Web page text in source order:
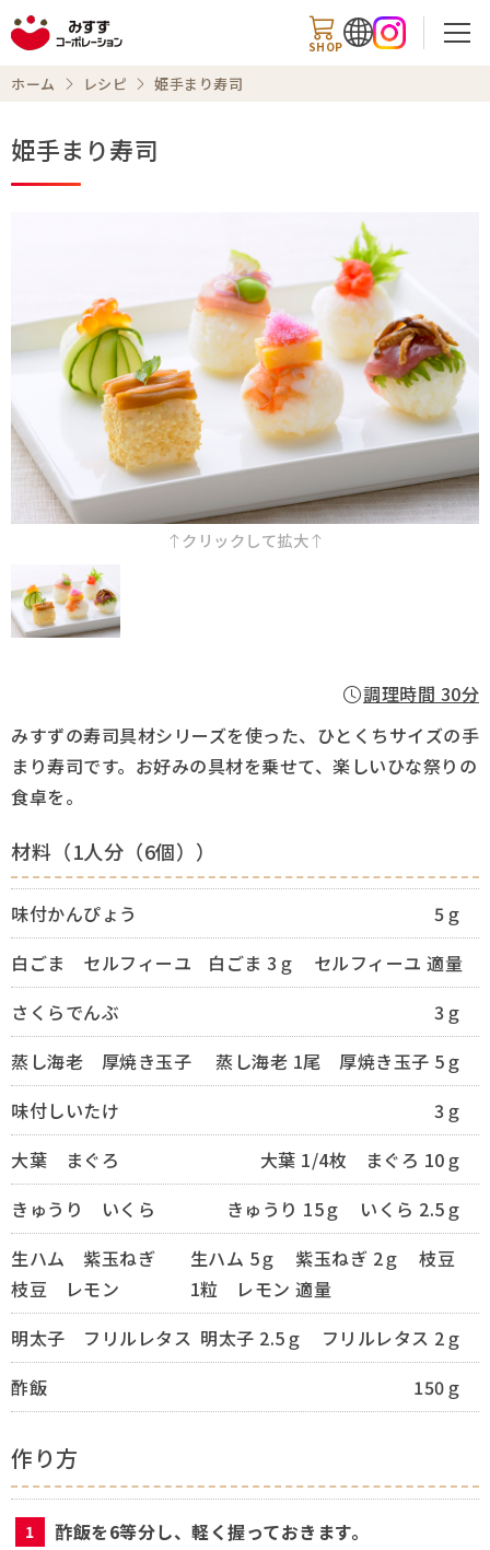
SHOP
知る・楽しむ
レシピ
お知らせ
企業情報
Q&A
ホーム レシピ 姫手まり寿司
姫手まり寿司
クリックして拡大
調理時間 30分
みすずの寿司具材シリーズを使った、ひとくちサイズの手
まり寿司です。お好みの具材を乗せて、楽しいひな祭りの
食卓を。
材料（1人分（6個））
味付かんぴょう
5ｇ
白ごま セルフィーユ
白ごま 3ｇ セルフィーユ 適量
さくらでんぶ
3ｇ
蒸し海老 厚焼き玉子
蒸し海老 1尾 厚焼き玉子 5ｇ
味付しいたけ
3ｇ
大葉 まぐろ
大葉 1/4枚 まぐろ 10ｇ
きゅうり いくら
きゅうり 15ｇ いくら 2.5ｇ
生ハム 紫玉ねぎ
枝豆 レモン
生ハム 5ｇ 紫玉ねぎ 2ｇ 枝豆
1粒 レモン 適量
明太子 フリルレタス 明太子 2.5ｇ フリルレタス 2ｇ
酢飯
150ｇ
作り方
酢飯を6等分し、軽く握っておきます。